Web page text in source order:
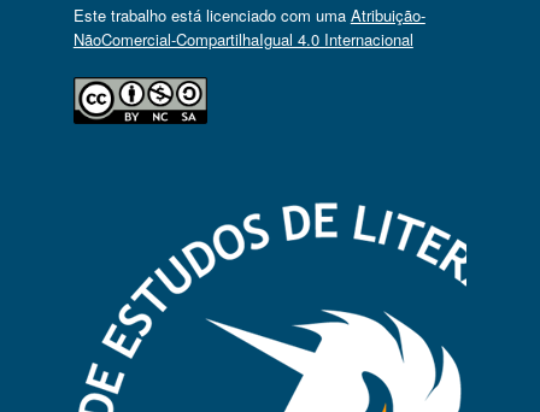
Este trabalho está licenciado com uma Atribuição-
NãoComercial-CompartilhaIgual 4.0 Internacional